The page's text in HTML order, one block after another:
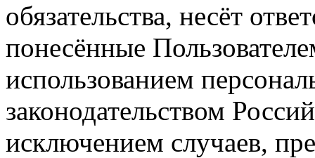
обязательства, несёт
понесённые
использованием
законодательством
исключением случаев,